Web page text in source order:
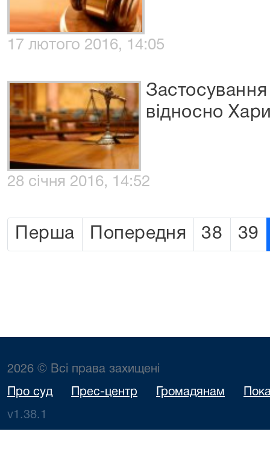
17 лютого 2016, 14:05
відносно
28 січня 2016, 14:52
Перша Попередня 38 39
2026 © Всі права захищені
Про суд Прес-центр Громадянам
v1.38.1